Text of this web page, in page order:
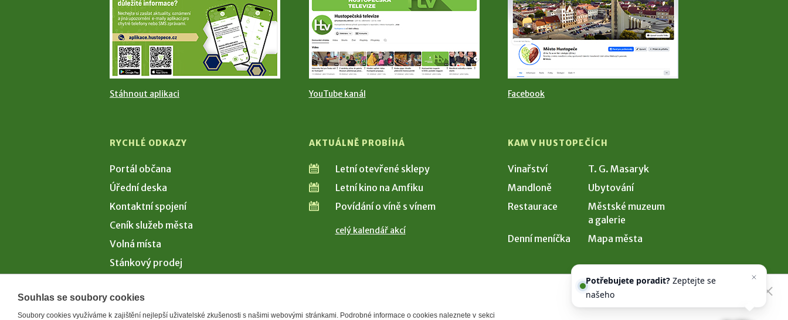
Stáhnout aplikaci YouTube kanál Facebook
RYCHLÉ ODKAZY
Portál občana
Úřední deska
Kontaktní spojení
Ceník služeb města
Volná místa
Stánkový prodej
AKTUÁLNĚ PROBÍHÁ
Letní otevřené sklepy
Letní kino na Amfiku
Povídání o víně s vínem
celý kalendář akcí
KAM V HUSTOPEČÍCH
Vinařství
T. G. Masaryk
Mandloně
Ubytování
Restaurace
Městské muzeum
a galerie
Denní meníčka
Mapa města
Souhlas se soubory cookies
Soubory cookies využíváme k zajištění nejlepší uživatelské zkušenosti s našimi webovými stránkami. Podrobné informace o cookies naleznete v sekci
Potřebujete poradit?Zeptejte se
našeho asistenta